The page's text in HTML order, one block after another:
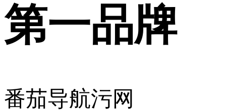
第一品牌
番茄导航污网